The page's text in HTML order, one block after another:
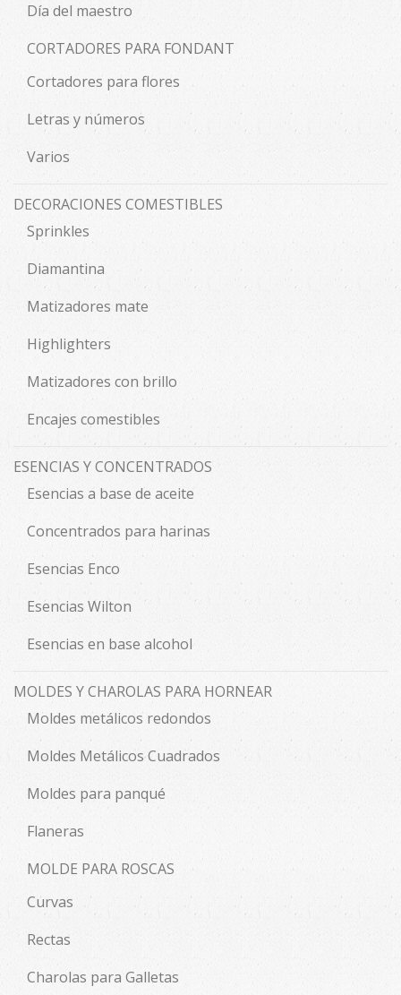
Día del maestro
CORTADORES PARA FONDANT
Cortadores para flores
Letras y números
Varios
DECORACIONES COMESTIBLES
Sprinkles
Diamantina
Matizadores mate
Highlighters
Matizadores con brillo
Encajes comestibles
ESENCIAS Y CONCENTRADOS
Esencias a base de aceite
Concentrados para harinas
Esencias Enco
Esencias Wilton
Esencias en base alcohol
MOLDES Y CHAROLAS PARA HORNEAR
Moldes metálicos redondos
Moldes Metálicos Cuadrados
Moldes para panqué
Flaneras
MOLDE PARA ROSCAS
Curvas
Rectas
Charolas para Galletas